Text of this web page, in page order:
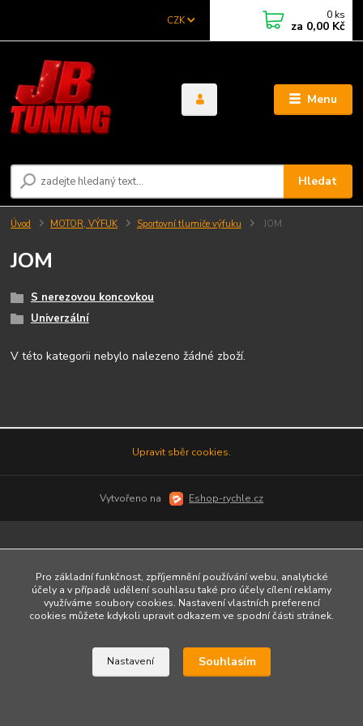
Menu
CZK
Hledat
0 ks
za 0,00 Kč
Úvod MOTOR, VÝFUK Sportovní tlumiče výfuku JOM
JOM
S nerezovou koncovkou
Univerzální
V této kategorii nebylo nalezeno žádné zboží.
Upravit sběr cookies.
Vytvořeno na Eshop-rychle.cz
Pro základní funkčnost, zpříjemnění používání webu, analytické
účely a v případě udělení souhlasu také pro účely cílení reklamy
využíváme soubory cookies. Nastavení vlastních preferencí
cookies můžete kdykoli upravit odkazem ve spodní části stránek.
Nastavení Souhlasím